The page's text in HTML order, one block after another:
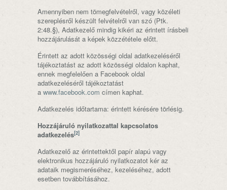
Amennyiben nem tömegfelvételről, vagy közéleti
szereplésről készült felvételről van szó (Ptk.
2:48.§), Adatkezelő mindig kikéri az érintett írásbeli
hozzájárulását a képek közzététele előtt.
Érintett az adott közösségi oldal adatkezeléséről
tájékoztatást az adott közösségi oldalon kaphat,
ennek megfelelően a Facebook oldal
adatkezeléséről tájékoztatást
a www.facebook.com címen kaphat.
Adatkezelés időtartama: érintett kérésére törlésig.
Hozzájáruló nyilatkozattal kapcsolatos
adatkezelés[2]
Adatkezelő az érintettektől papír alapú vagy
elektronikus hozzájáruló nyilatkozatot kér az
adataik megismeréséhez, kezeléséhez, adott
esetben továbbításához.